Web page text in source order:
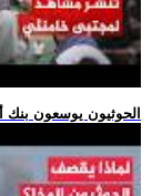
.. الحوثيون يوسعون بنك